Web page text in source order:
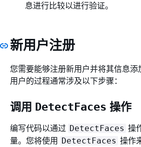
息进行比较以进行验证。
新用户注册
您需要能够注册新用户并将其信息
用户的过程通常涉及以下步骤：
调用 DetectFaces 操作
编写代码以通过 DetectFaces 操
量。您将使用 DetectFaces 操作